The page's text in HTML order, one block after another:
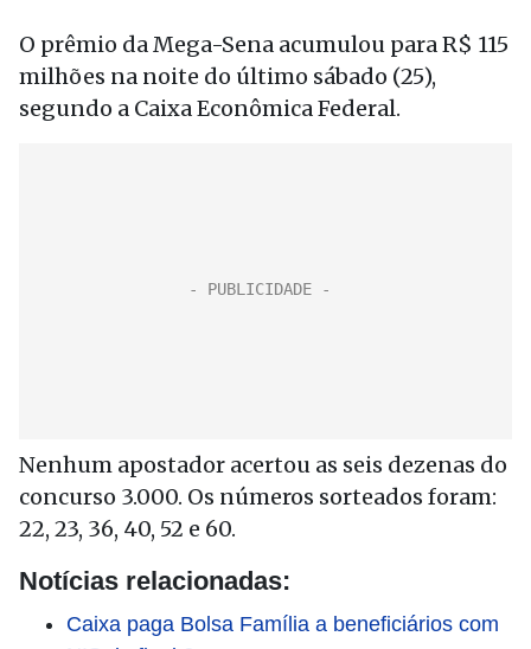
O prêmio da Mega-Sena acumulou para R$ 115
milhões na noite do último sábado (25),
segundo a Caixa Econômica Federal.
Nenhum apostador acertou as seis dezenas do
concurso 3.000. Os números sorteados foram:
22, 23, 36, 40, 52 e 60.
Notícias relacionadas:
Caixa paga Bolsa Família a beneficiários com